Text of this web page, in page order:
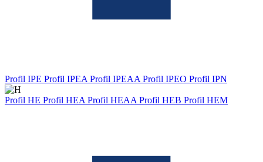
Profil IPE Profil IPEA Profil IPEAA Profil IPEO Profil IPN
Profil HE Profil HEA Profil HEAA Profil HEB Profil HEM